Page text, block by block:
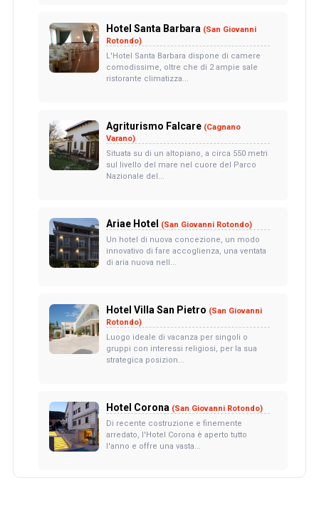
Hotel Santa Barbara (San Giovanni
Rotondo)
L'Hotel Santa Barbara dispone di camere
comodissime, oltre che di 2 ampie sale
ristorante climatizza...
Agriturismo Falcare (Cagnano
Varano)
Situata su di un altopiano, a circa 550 metri
sul livello del mare nel cuore del Parco
Nazionale del...
Ariae Hotel (San Giovanni Rotondo)
Un hotel di nuova concezione, un modo
innovativo di fare accoglienza, una ventata
di aria nuova nell...
Hotel Villa San Pietro (San Giovanni
Rotondo)
Luogo ideale di vacanza per singoli o
gruppi con interessi religiosi, per la sua
strategica posizion...
Hotel Corona (San Giovanni Rotondo)
Di recente costruzione e finemente
arredato, l'Hotel Corona è aperto tutto
l'anno e offre una vasta...